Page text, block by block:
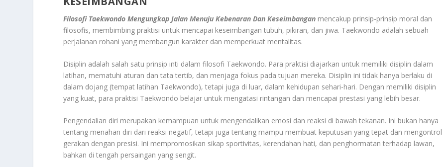
Filosofi Taekwondo Mengungkap Jalan Menuju Kebenaran Dan Keseimbangan mencakup prinsip-prinsip moral dan
filosofis, membimbing praktisi untuk mencapai keseimbangan tubuh, pikiran, dan jiwa. Taekwondo adalah sebuah
perjalanan rohani yang membangun karakter dan memperkuat mentalitas.
Disiplin adalah salah satu prinsip inti dalam filosofi Taekwondo. Para praktisi diajarkan untuk memiliki disiplin dalam
latihan, mematuhi aturan dan tata tertib, dan menjaga fokus pada tujuan mereka. Disiplin ini tidak hanya berlaku di
dalam dojang (tempat latihan Taekwondo), tetapi juga di luar, dalam kehidupan sehari-hari. Dengan memiliki disiplin
yang kuat, para praktisi Taekwondo belajar untuk mengatasi rintangan dan mencapai prestasi yang lebih besar.
Pengendalian diri merupakan kemampuan untuk mengendalikan emosi dan reaksi di bawah tekanan. Ini bukan hanya
tentang menahan diri dari reaksi negatif, tetapi juga tentang mampu membuat keputusan yang tepat dan mengontrol
gerakan dengan presisi. Ini mempromosikan sikap sportivitas, kerendahan hati, dan penghormatan terhadap lawan,
bahkan di tengah persaingan yang sengit.